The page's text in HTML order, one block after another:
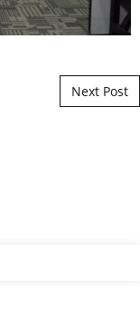
Next Post